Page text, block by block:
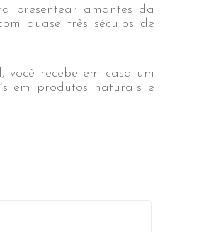
presentear amantes da
quase três séculos de
recebe em casa um
em produtos naturais e